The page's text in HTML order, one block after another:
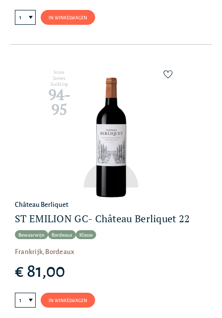
IN WINKELWAGEN
Score
James
Suckling
94-
95
Château Berliquet
ST EMILION GC- Château Berliquet 22
Bewaarwijn Bordeaux Klasse
Frankrijk, Bordeaux
€ 81,00
IN WINKELWAGEN